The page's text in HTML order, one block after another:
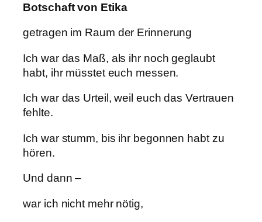
Botschaft von Etika
getragen im Raum der Erinnerung
Ich war das Maß, als ihr noch geglaubt
habt, ihr müsstet euch messen.
Ich war das Urteil, weil euch das Vertrauen
fehlte.
Ich war stumm, bis ihr begonnen habt zu
hören.
Und dann –
war ich nicht mehr nötig,